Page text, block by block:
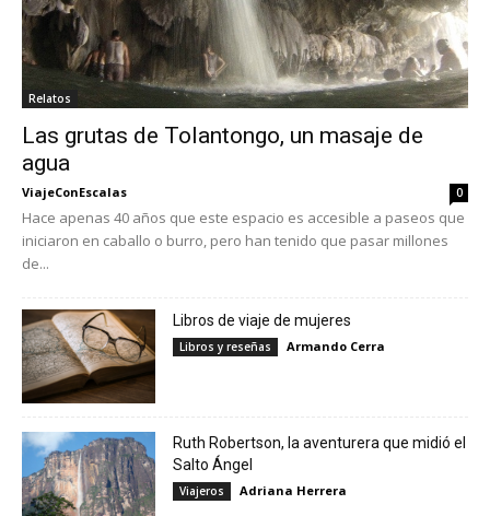
Relatos
Las grutas de Tolantongo, un masaje de
agua
ViajeConEscalas 0
Hace apenas 40 años que este espacio es accesible a paseos que
iniciaron en caballo o burro, pero han tenido que pasar millones
de...
Libros de viaje de mujeres
Libros y reseñas Armando Cerra
Ruth Robertson, la aventurera que midió el
Salto Ángel
Viajeros Adriana Herrera